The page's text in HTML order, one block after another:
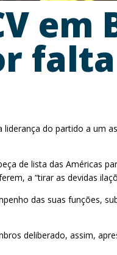
em
do partido a um
de lista das Américas
a “tirar as devidas
das suas funções,
deliberado, assim,